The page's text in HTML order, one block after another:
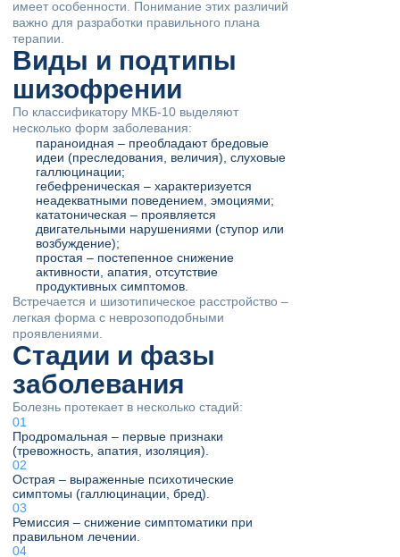
имеет особенности. Понимание этих различий
важно для разработки правильного плана
терапии.
Виды и подтипы
шизофрении
По классификатору МКБ-10 выделяют
несколько форм заболевания:
параноидная – преобладают бредовые
идеи (преследования, величия), слуховые
галлюцинации;
гебефреническая – характеризуется
неадекватными поведением, эмоциями;
кататоническая – проявляется
двигательными нарушениями (ступор или
возбуждение);
простая – постепенное снижение
активности, апатия, отсутствие
продуктивных симптомов.
Встречается и шизотипическое расстройство –
легкая форма с неврозоподобными
проявлениями.
Стадии и фазы
заболевания
Болезнь протекает в несколько стадий:
Продромальная – первые признаки
(тревожность, апатия, изоляция).
Острая – выраженные психотические
симптомы (галлюцинации, бред).
Ремиссия – снижение симптоматики при
правильном лечении.